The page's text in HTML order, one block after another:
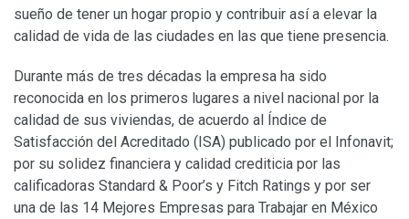
sueño de tener un hogar propio y contribuir así a elevar la
calidad de vida de las ciudades en las que tiene presencia.
Durante más de tres décadas la empresa ha sido
reconocida en los primeros lugares a nivel nacional por la
calidad de sus viviendas, de acuerdo al Índice de
Satisfacción del Acreditado (ISA) publicado por el Infonavit;
por su solidez financiera y calidad crediticia por las
calificadoras Standard & Poor’s y Fitch Ratings y por ser
una de las 14 Mejores Empresas para Trabajar en México